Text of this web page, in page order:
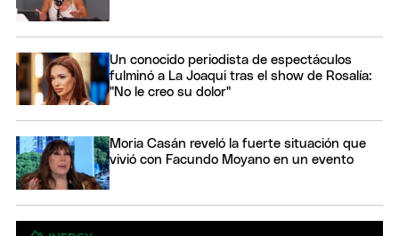
Un conocido periodista de espectáculos
fulminó a La Joaqui tras el show de Rosalía:
"No le creo su dolor"
Moria Casán reveló la fuerte situación que
vivió con Facundo Moyano en un evento